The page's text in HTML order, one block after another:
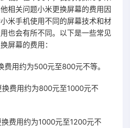
相关问题小米更换屏幕的费用因
米手机使用不同的屏幕技术和材
也会有所不同。以下是一些常见
屏幕的费用：
用约为500元至800元不等。
费用约为800元至1000元不
费用约为1000元至1200元不